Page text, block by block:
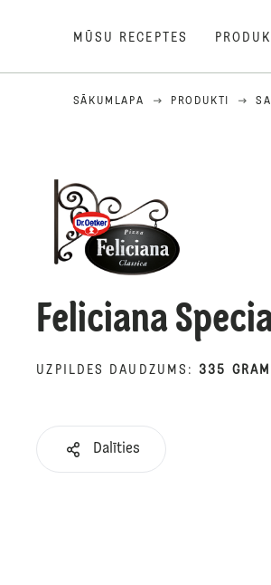
MŪSU RECEPTES
SĀKUMLAPA PRODUKTI
Feliciana
UZPILDES DAUDZUMS : 335 GRAM
Dalīties